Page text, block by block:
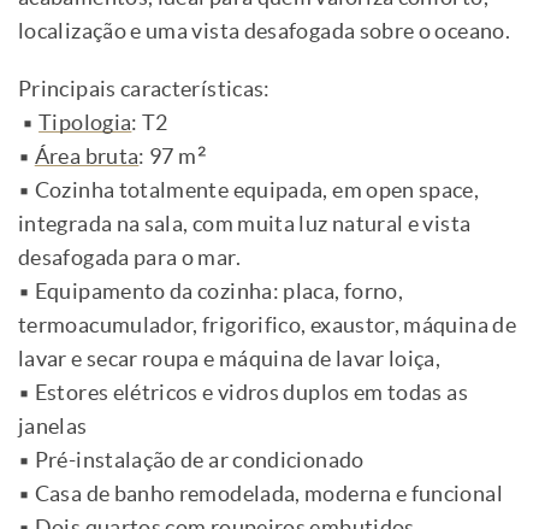
localização e uma vista desafogada sobre o oceano.
Principais características:
▪Tipologia: T2
▪ Área bruta: 97 m²
▪ Cozinha totalmente equipada, em open space,
integrada na sala, com muita luz natural e vista
desafogada para o mar.
▪ Equipamento da cozinha: placa, forno,
termoacumulador, frigorifico, exaustor, máquina de
lavar e secar roupa e máquina de lavar loiça,
▪ Estores elétricos e vidros duplos em todas as
janelas
▪ Pré-instalação de ar condicionado
▪ Casa de banho remodelada, moderna e funcional